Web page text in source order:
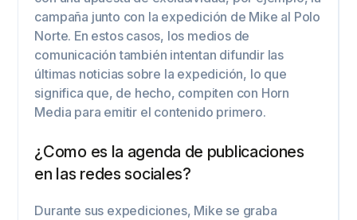
campaña junto con la expedición de Mike al Polo
Norte. En estos casos, los medios de
comunicación también intentan difundir las
últimas noticias sobre la expedición, lo que
significa que, de hecho, compiten con Horn
Media para emitir el contenido primero.
¿Como es la agenda de publicaciones
en las redes sociales?
Durante sus expediciones, Mike se graba